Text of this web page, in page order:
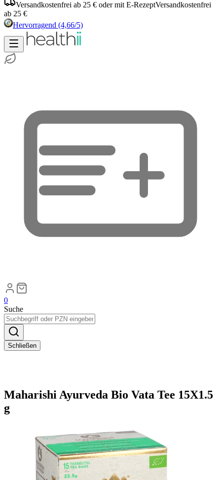
Versandkostenfrei ab 25 € oder mit E-RezeptVersandkostenfrei
ab 25 €
Hervorragend (4,66/5)
0
Suche
Schließen
Maharishi Ayurveda Bio Vata Tee 15X1.5
g